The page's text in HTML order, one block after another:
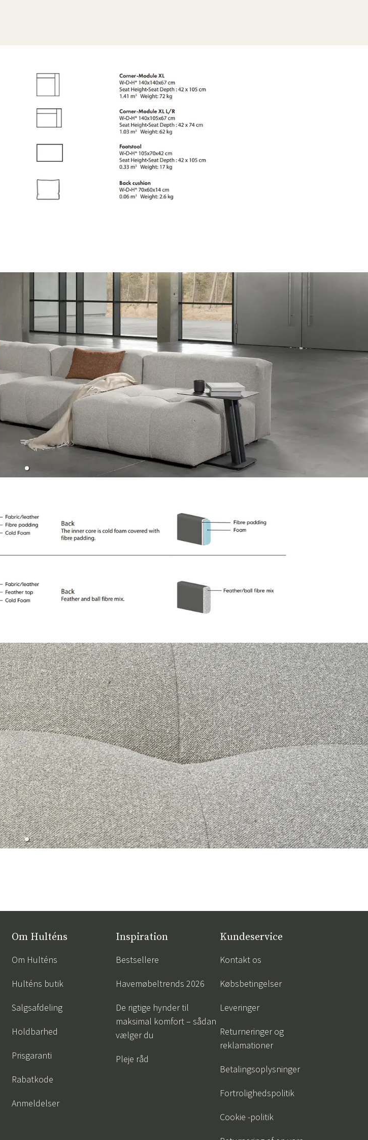
Danmark
Suomi
Om Hulténs
Om Hulténs
Hulténs butik
Salgsafdeling
Holdbarhed
Prisgaranti
Rabatkode
Anmeldelser
Inspiration
Bestsellere
Havemøbeltrends 2026
De rigtige hynder til
maksimal komfort – sådan
vælger du
Pleje råd
Kundeservice
Kontakt os
Købsbetingelser
Leveringer
Returneringer og
reklamationer
Betalingsoplysninger
Fortrolighedspolitik
Cookie -politik